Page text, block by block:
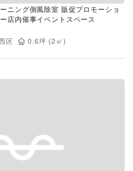
ニング側風除室 販促プロモーショ
店内催事イベントスペース
区 0.6坪 (2 ㎡)